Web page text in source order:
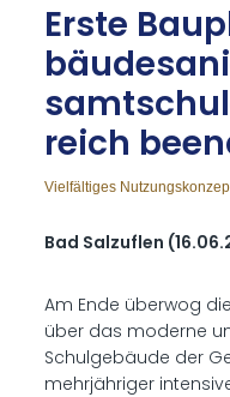
Ers­te
reich
Vielfältiges
Bad Salzuflen
Am Ende überwog
über das moderne
Schulgebäude der
mehrjähriger